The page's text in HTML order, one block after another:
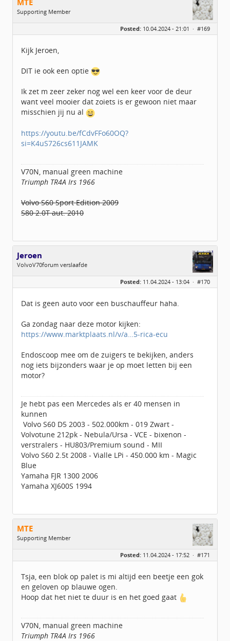
MTE
Supporting Member
Leeftijd:
55
Geregistreerd:02 / 2021
Posted: 10.04.2024 - 21:01 · #169
Kijk Jeroen,
DIT ie ook een optie
Ik zet m zeer zeker nog wel een keer voor de deur
want veel mooier dat zoiets is er gewoon niet maar
misschien jij nu al
https://youtu.be/fCdvFFo60OQ?
si=K4uS726cs611JAMK
V70N, manual green machine
Triumph TR4A Irs 1966
Volvo S60 Sport Edition 2009
S80 2.0T aut. 2010
Jeroen
VolvoV70forum verslaafde
Geslacht:
Leeftijd:
40
Geregistreerd:09 / 2009
Posted: 11.04.2024 - 13:04 · #170
Dat is geen auto voor een buschauffeur haha.
Ga zondag naar deze motor kijken:
https://www.marktplaats.nl/v/a…5-rica-ecu
Endoscoop mee om de zuigers te bekijken, anders
nog iets bijzonders waar je op moet letten bij een
motor?
Je hebt pas een Mercedes als er 40 mensen in
kunnen
Volvo S60 D5 2003 - 502.000km - 019 Zwart -
Volvotune 212pk - Nebula/Ursa - VCE - bixenon -
verstralers - HU803/Premium sound - MII
Volvo S60 2.5t 2008 - Vialle LPi - 450.000 km - Magic
Blue
Yamaha FJR 1300 2006
Yamaha XJ600S 1994
MTE
Supporting Member
Leeftijd:
55
Geregistreerd:02 / 2021
Posted: 11.04.2024 - 17:52 · #171
Tsja, een blok op palet is mi altijd een beetje een gok
en geloven op blauwe ogen.
Hoop dat het niet te duur is en het goed gaat
V70N, manual green machine
Triumph TR4A Irs 1966